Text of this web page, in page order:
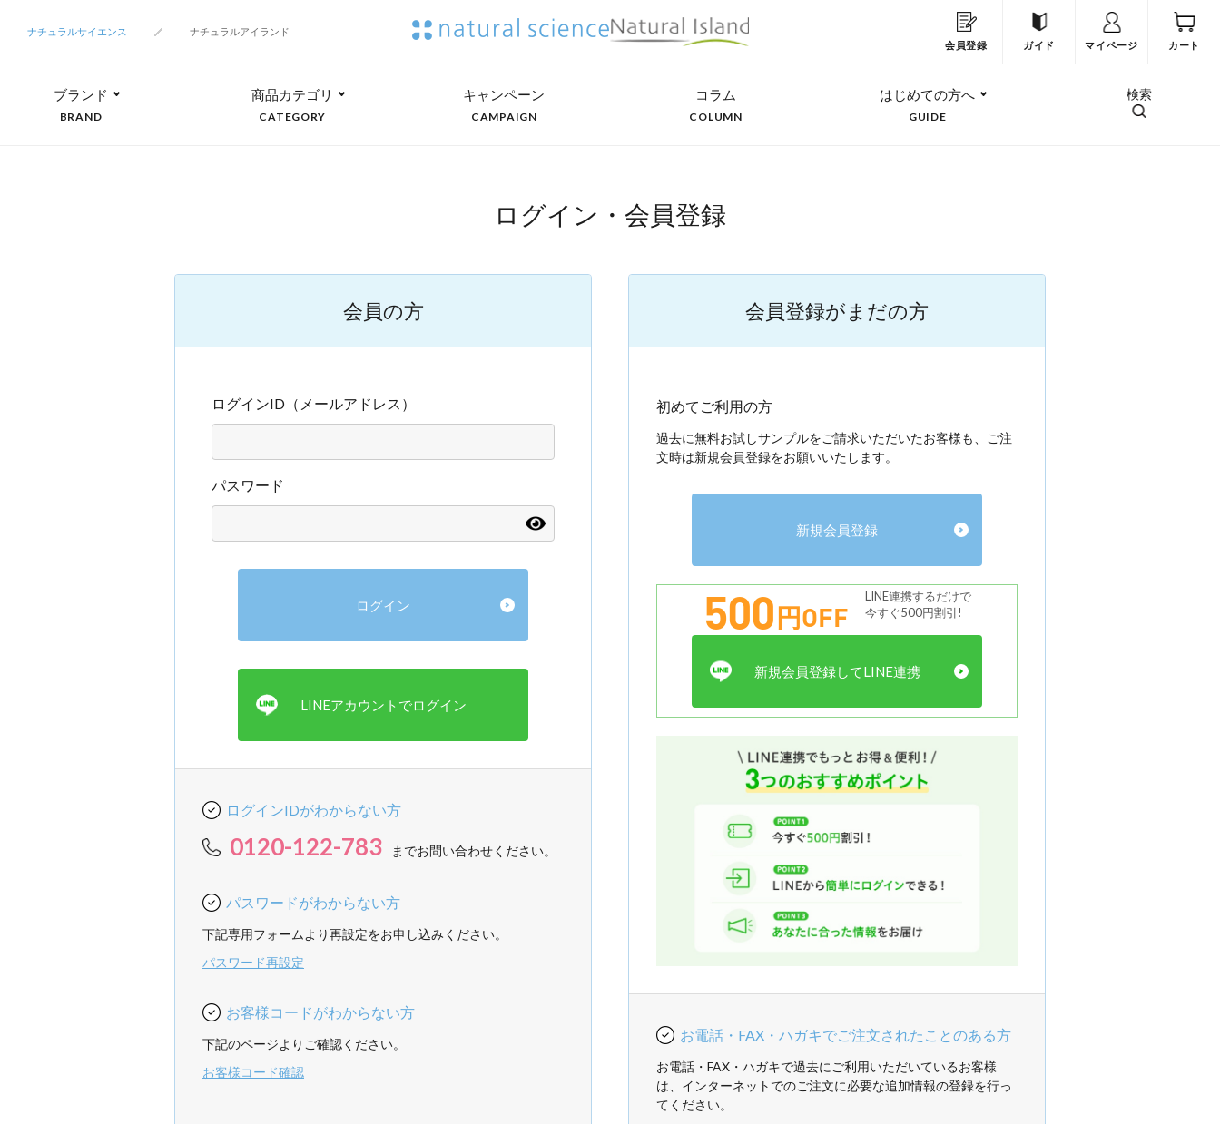
ナチュラルサイエンス
ナチュラルアイランド
会員登録
ガイド マイページ カート
ブランド
BRAND
商品カテゴリ
CATEGORY
キャンペーン
CAMPAIGN
コラム
COLUMN
はじめての方へ
GUIDE
検索
ログイン・会員登録
会員の方
ログインID（メールアドレス）
パスワード
ログインIDがわからない方
0120-122-783 までお問い合わせください。
パスワードがわからない方
下記専用フォームより再設定をお申し込みください。
パスワード再設定
お客様コードがわからない方
下記のページよりご確認ください。
お客様コード確認
会員登録がまだの方
初めてご利用の方
過去に無料お試しサンプルをご請求いただいたお客様も、ご注
文時は新規会員登録をお願いいたします。
新規会員登録
500円OFF
LINE連携するだけで
今すぐ500円割引!
新規会員登録してLINE連携
お電話・FAX・ハガキでご注文されたことのある方
お電話・FAX・ハガキで過去にご利用いただいているお客様
は、インターネットでのご注文に必要な追加情報の登録を行っ
てください。